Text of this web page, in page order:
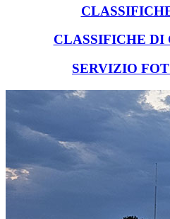
CLASSIFICHE DI
SERVIZIO